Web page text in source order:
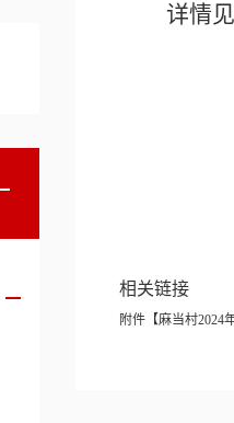
详情
相关链接
附件【麻当村2024